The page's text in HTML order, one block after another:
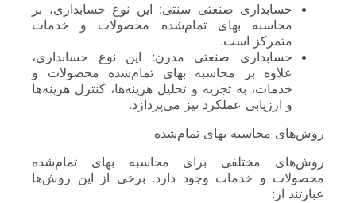
حسابداری صنعتی سنتی: این نوع حسابداری، بر
محاسبه بهای تمام‌شده محصولات و خدمات
متمرکز است.
حسابداری صنعتی مدرن: این نوع حسابداری،
علاوه بر محاسبه بهای تمام‌شده محصولات و
خدمات، به تجزیه و تحلیل هزینه‌ها، کنترل هزینه‌ها
و ارزیابی عملکرد نیز می‌پردازد.
روش‌های محاسبه بهای تمام‌شده
روش‌های مختلفی برای محاسبه بهای تمام‌شده
محصولات و خدمات وجود دارد. برخی از این روش‌ها
عبارتند از: